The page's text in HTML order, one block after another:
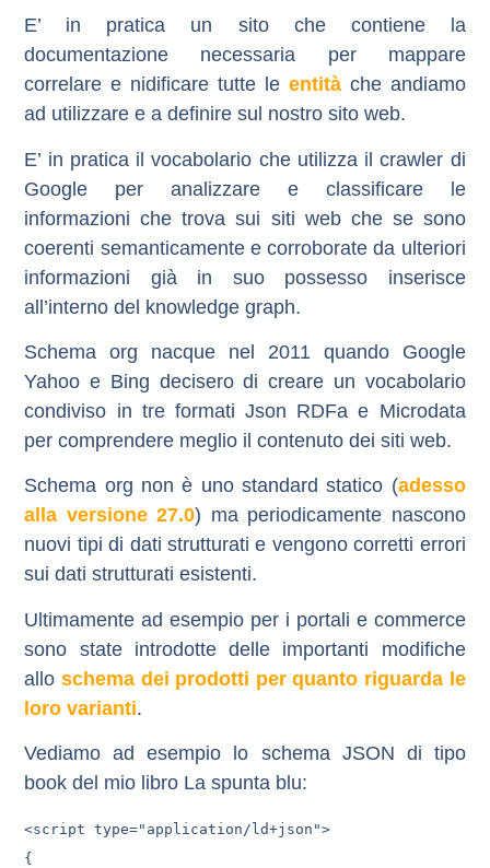
E’ in pratica un sito che contiene la
documentazione necessaria per mappare
correlare e nidificare tutte le entità che andiamo
ad utilizzare e a definire sul nostro sito web.
E’ in pratica il vocabolario che utilizza il crawler di
Google per analizzare e classificare le
informazioni che trova sui siti web che se sono
coerenti semanticamente e corroborate da ulteriori
informazioni già in suo possesso inserisce
all’interno del knowledge graph.
Schema org nacque nel 2011 quando Google
Yahoo e Bing decisero di creare un vocabolario
condiviso in tre formati Json RDFa e Microdata
per comprendere meglio il contenuto dei siti web.
Schema org non è uno standard statico (adesso
alla versione 27.0) ma periodicamente nascono
nuovi tipi di dati strutturati e vengono corretti errori
sui dati strutturati esistenti.
Ultimamente ad esempio per i portali e commerce
sono state introdotte delle importanti modifiche
allo schema dei prodotti per quanto riguarda le
loro varianti.
Vediamo ad esempio lo schema JSON di tipo
book del mio libro La spunta blu:
<script type="application/ld+json">
{